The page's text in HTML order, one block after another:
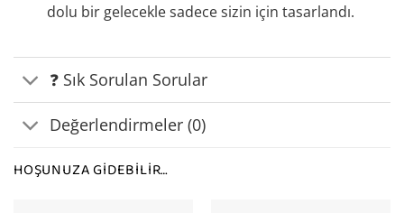
dolu bir gelecekle sadece sizin için tasarlandı.
❓ Sık Sorulan Sorular
Değerlendirmeler (0)
HOŞUNUZA GIDEBILIR…